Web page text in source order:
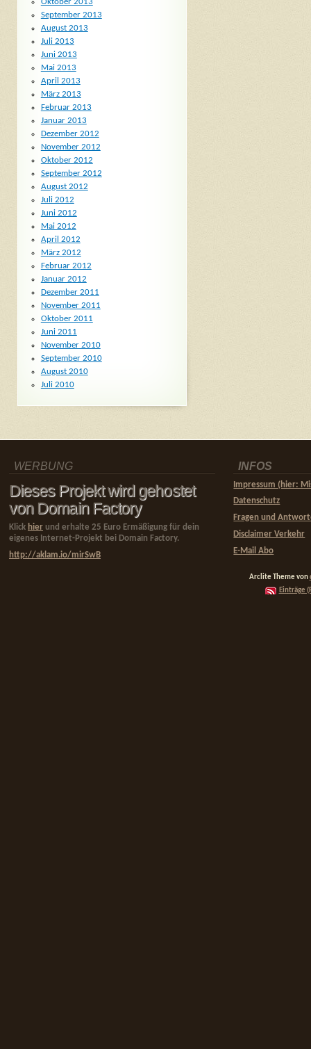
Oktober 2013
September 2013
August 2013
Juli 2013
Juni 2013
Mai 2013
April 2013
März 2013
Februar 2013
Januar 2013
Dezember 2012
November 2012
Oktober 2012
September 2012
August 2012
Juli 2012
Juni 2012
Mai 2012
April 2012
März 2012
Februar 2012
Januar 2012
Dezember 2011
November 2011
Oktober 2011
Juni 2011
November 2010
September 2010
August 2010
Juli 2010
WERBUNG
Dieses Projekt wird gehostet
von Domain Factory
Klick hier und erhalte 25 Euro Ermäßigung für dein
eigenes Internet-Projekt bei Domain Factory.
http://aklam.io/mirSwB
INFOS
Impressum (hier:
Datenschutz
Fragen und
Disclaimer Verkehr
E-Mail Abo
Arclite Theme von
Einträge